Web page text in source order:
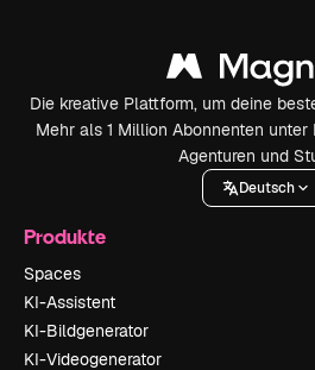
Die kreative Plattform, um deine
Mehr als 1 Million Abonnenten unter
Agenturen und
Deutsch
Produkte
Spaces
KI-Assistent
KI-Bildgenerator
KI-Videogenerator